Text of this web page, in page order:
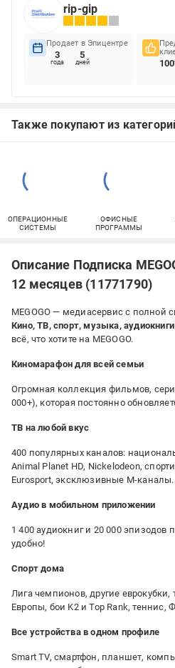
rip-gip
Продает в Эпицентре
3
года
5
дней
Также покупают из
ОПЕРАЦИОННЫЕ
СИСТЕМЫ
ОФИСНЫЕ
ПРОГРАММЫ
Описание Подписка
12 месяцев (11771790)
MEGOGO — медиасервис с полной
Кино, ТВ, спорт, музыка,
всё, что хотите на MEGOGO.
Киномарафон для всей семьи
Огромная коллекция фильмов,
000+), которая постоянно
ТВ на любой вкус
400 популярных каналов:
Animal Planet HD, Nickelodeon,
Eurosport, эксклюзивные M-каналы.
Аудио в мобильном приложении
1 400 аудиокниг и 20 000 эпизодов
удобно!
Спорт дома
Лига чемпионов, другие
Европы, бои K2 и Top Rank, теннис,
Все устройства в одном профиле
Smart TV, смартфон, планшет,